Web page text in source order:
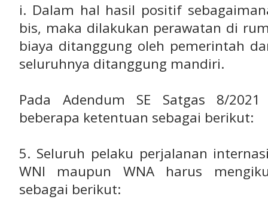
i. Dalam hal hasil positif
bis, maka dilakukan perawatan di
biaya ditanggung oleh pemerintah
seluruhnya ditanggung mandiri.
Pada Adendum SE Satgas 8/
beberapa ketentuan sebagai berikut:
5. Seluruh pelaku perjalanan
WNI maupun WNA harus
sebagai berikut: